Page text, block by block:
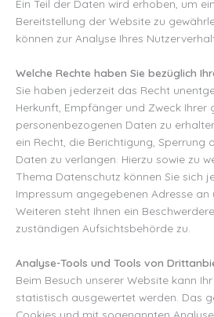
Ein Teil der Daten wird erhoben, um
Bereitstellung der Website zu
können zur Analyse Ihres
Welche Rechte haben Sie bezüglich
Sie haben jederzeit das Recht
Herkunft, Empfänger und Zweck Ihrer
personenbezogenen Daten zu
ein Recht, die Berichtigung, Sperrung
Daten zu verlangen. Hierzu sowie zu
Thema Datenschutz können Sie sich
Impressum angegebenen Adresse an
Weiteren steht Ihnen ein
zuständigen Aufsichtsbehörde zu.
Analyse-Tools und Tools von
Beim Besuch unserer Website kann
statistisch ausgewertet werden. Das